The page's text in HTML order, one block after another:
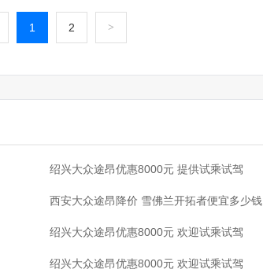
1 2 >
绍兴大众途昂优惠8000元 提供试乘试驾
西安大众途昂降价 雪佛兰开拓者便宜多少钱
绍兴大众途昂优惠8000元 欢迎试乘试驾
绍兴大众途昂优惠8000元 欢迎试乘试驾